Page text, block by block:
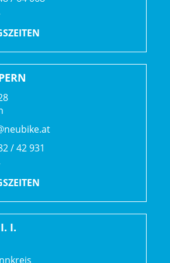
Carbon, IsoStrut, UDH,
XTR Di2 M9250, langer Käfig
XTR Di2 M9250, 12fach
XTR M9200, hydraulische
XTR M9200, hydraulische
mm // Shimano MT900, Center Lock,
/ 42 931
I.